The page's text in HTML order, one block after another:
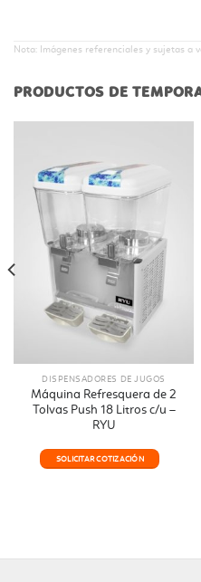
Nota: Imágenes referenciales y sujetas a
PRODUCTOS DE
DISPENSADORES DE JUGOS
Máquina Refresquera de 2
Tolvas Push 18 Litros c/u –
RYU
SOLICITAR COTIZACIÓN